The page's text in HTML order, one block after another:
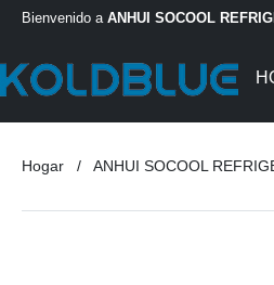
Bienvenido a ANHUI SOCOOL
Hogar / ANHUI SOCOOL